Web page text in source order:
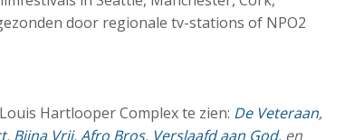
door regionale tv-stations of NPO2
Hartlooper Complex te zien: De Veteraan,
, Bijna Vrij,Afro Bros, Verslaafd aan God, en